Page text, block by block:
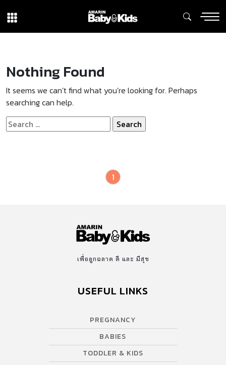
Nothing Found
It seems we can’t find what you’re looking for. Perhaps
searching can help.
Search
for:
1
เพื่อลูกฉลาด ดี และ มีสุข
USEFUL LINKS
PREGNANCY
BABIES
TODDLER & KIDS